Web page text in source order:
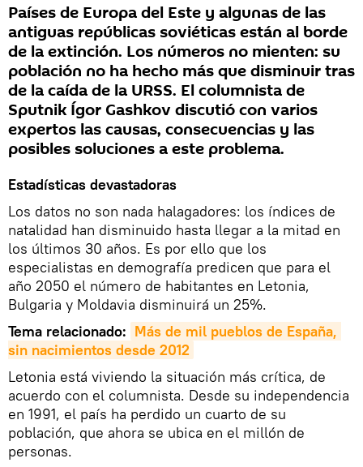
Países de Europa del Este y algunas de las
antiguas repúblicas soviéticas están al borde
de la extinción. Los números no mienten: su
población no ha hecho más que disminuir tras
de la caída de la URSS. El columnista de
Sputnik Ígor Gashkov discutió con varios
expertos las causas, consecuencias y las
posibles soluciones a este problema.
Estadísticas devastadoras
Los datos no son nada halagadores: los índices de
natalidad han disminuido hasta llegar a la mitad en
los últimos 30 años. Es por ello que los
especialistas en demografía predicen que para el
año 2050 el número de habitantes en Letonia,
Bulgaria y Moldavia disminuirá un 25%.
Tema relacionado: Más de mil pueblos de España,
sin nacimientos desde 2012
Letonia está viviendo la situación más crítica, de
acuerdo con el columnista. Desde su independencia
en 1991, el país ha perdido un cuarto de su
población, que ahora se ubica en el millón de
personas.